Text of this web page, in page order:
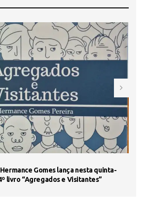
Gomes lança nesta quinta-
livro “Agregados e Visitantes”